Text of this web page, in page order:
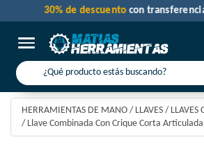
Toggle navigation
30% de descuentocon
HERRAMIENTAS DE MANO / LLAVES / LLAVES
/ Llave Combinada Con Crique Corta